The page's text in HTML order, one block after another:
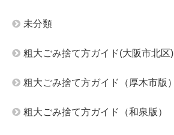
未分類
粗大ごみ捨て方ガイド(大阪市北区)
粗大ごみ捨て方ガイド（厚木市版）
粗大ごみ捨て方ガイド（和泉版）